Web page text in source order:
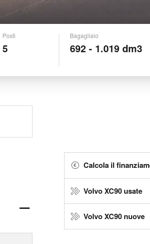
Posti
5
Bagagliaio
692 - 1.019 dm3
Calcola il
Volvo XC90 usate
Volvo XC90 nuove